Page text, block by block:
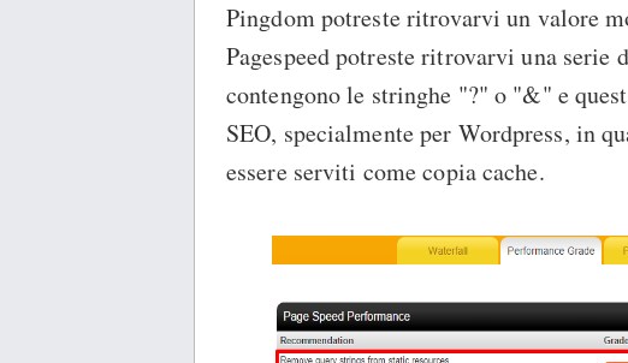
Pingdom potreste ritrovarvi un valore
Pagespeed potreste ritrovarvi una serie
contengono le stringhe "?" o "&" e
SEO, specialmente per Wordpress, in
essere serviti come copia cache.